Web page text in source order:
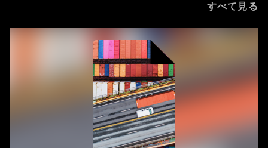
すべて見る